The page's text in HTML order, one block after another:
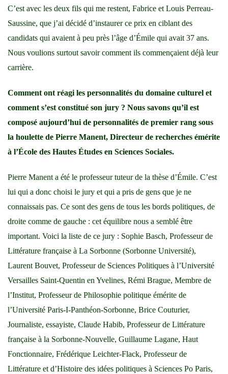
C’est avec les deux fils qui me restent, Fabrice et Louis Perreau-
Saussine, que j’ai décidé d’instaurer ce prix en ciblant des
candidats qui avaient à peu près l’âge d’Émile qui avait 37 ans.
Nous voulions surtout savoir comment ils commençaient déjà leur
carrière.
Comment ont réagi les personnalités du domaine culturel et
comment s’est constitué son jury ? Nous savons qu’il est
composé aujourd’hui de personnalités de premier rang sous
la houlette de Pierre Manent, Directeur de recherches émérite
à l’École des Hautes Études en Sciences Sociales.
Pierre Manent a été le professeur tuteur de la thèse d’Émile. C’est
lui qui a donc choisi le jury et qui a pris de gens que je ne
connaissais pas. Ce sont des gens de tous les bords politiques, de
droite comme de gauche : cet équilibre nous a semblé être
important. Voici la liste de ce jury : Sophie Basch, Professeur de
Littérature française à La Sorbonne (Sorbonne Université),
Laurent Bouvet, Professeur de Sciences Politiques à l’Université
Versailles Saint-Quentin en Yvelines, Rémi Brague, Membre de
l’Institut, Professeur de Philosophie politique émérite de
l’Université Paris-I-Panthéon-Sorbonne, Brice Couturier,
Journaliste, essayiste, Claude Habib, Professeur de Littérature
française à la Sorbonne-Nouvelle, Guillaume Lagane, Haut
Fonctionnaire, Frédérique Leichter-Flack, Professeur de
Littérature et d’Histoire des idées politiques à Sciences Po Paris,